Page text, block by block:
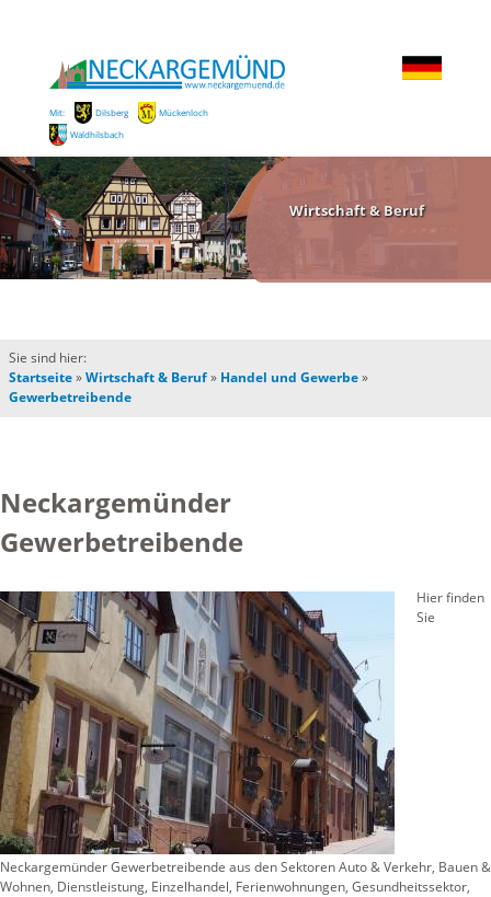
Mit: Dilsberg
Mückenloch
Waldhilsbach
Wirtschaft & Beruf
Sie sind hier:
Startseite»Wirtschaft & Beruf» Handel und Gewerbe»
Gewerbetreibende
Neckargemünder
Gewerbetreibende
Hier finden
Sie
Neckargemünder Gewerbetreibende aus den Sektoren Auto & Verkehr, Bauen &
Wohnen, Dienstleistung, Einzelhandel, Ferienwohnungen, Gesundheitssektor,